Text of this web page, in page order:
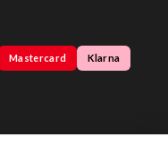
Mastercard Klarna